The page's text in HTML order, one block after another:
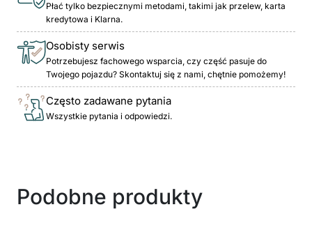
Płać tylko bezpiecznymi metodami, takimi jak przelew, karta
kredytowa i Klarna.
Osobisty serwis
Potrzebujesz fachowego wsparcia, czy część pasuje do
Twojego pojazdu? Skontaktuj się z nami, chętnie pomożemy!
Często zadawane pytania
Wszystkie pytania i odpowiedzi.
Podobne produkty